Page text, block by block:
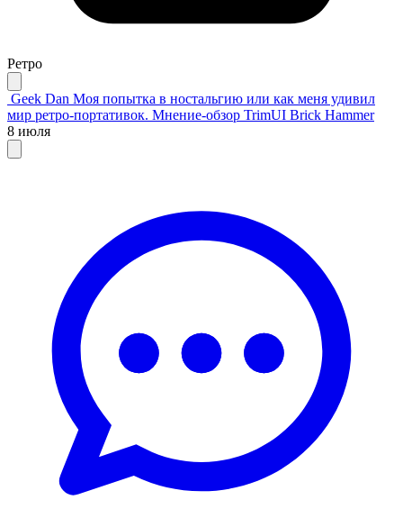
Ретро
Geek Dan Моя попытка в ностальгию или как меня удивил
мир ретро-портативок. Мнение-обзор TrimUI Brick Hammer
8 июля